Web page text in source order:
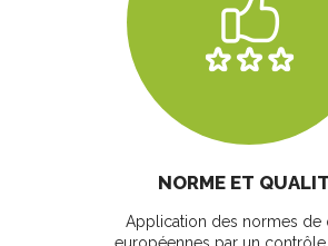
NORME ET
Application des normes de
européennes par un